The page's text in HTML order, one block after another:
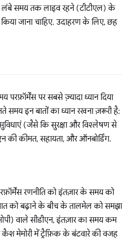
लंबे समय तक लाइव रहने (टीटीएल) के
जाना चाहिए. उदाहरण के लिए, छह
परफ़ॉर्मेंस पर सबसे ज़्यादा ध्यान दिया
समय इन बातों का ध्यान रखना ज़रूरी है:
(जैसे कि सुरक्षा और विश्लेषण से
की कीमत, सहायता, और ऑनबोर्डिंग.
रणनीति को इंतज़ार के समय को
को बढ़ाने के बीच के तालमेल को समझा
वाले सीडीएन, इंतज़ार का समय कम
मेमोरी में ट्रैफ़िक के बंटवारे की वजह